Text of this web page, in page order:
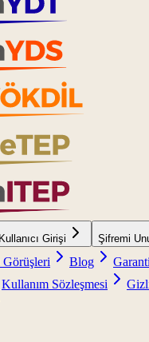
Kullanıcı Girişi Şifremi
Görüşleri Blog
Kullanım Sözleşmesi